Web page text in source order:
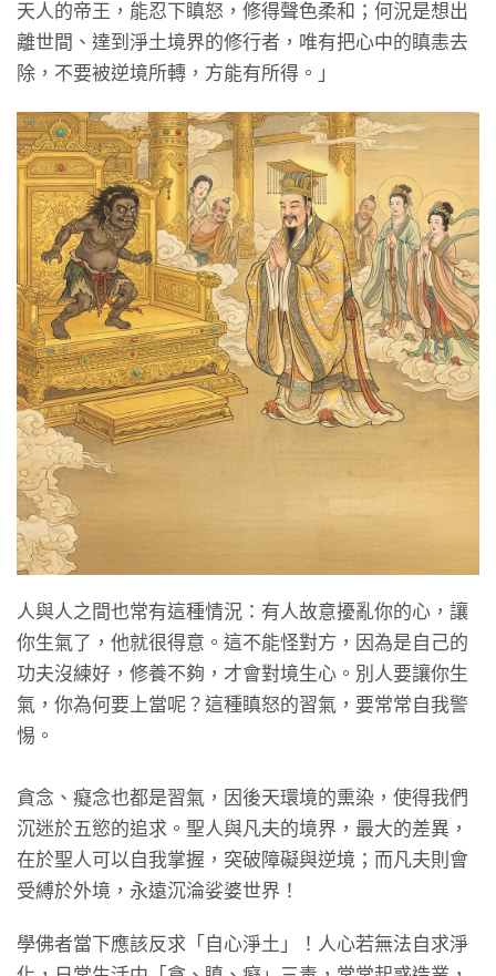
天人的帝王，能忍下瞋怒，修得聲色柔和；何況是想出
離世間、達到淨土境界的修行者，唯有把心中的瞋恚去
除，不要被逆境所轉，方能有所得。」
人與人之間也常有這種情況：有人故意擾亂你的心，讓
你生氣了，他就很得意。這不能怪對方，因為是自己的
功夫沒練好，修養不夠，才會對境生心。別人要讓你生
氣，你為何要上當呢？這種瞋怒的習氣，要常常自我警
惕。
貪念、癡念也都是習氣，因後天環境的熏染，使得我們
沉迷於五慾的追求。聖人與凡夫的境界，最大的差異，
在於聖人可以自我掌握，突破障礙與逆境；而凡夫則會
受縛於外境，永遠沉淪娑婆世界！
學佛者當下應該反求「自心淨土」！人心若無法自求淨